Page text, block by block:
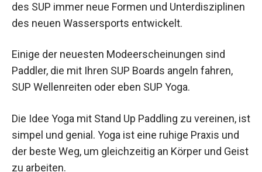
des SUP immer neue Formen und Unterdisziplinen
des neuen Wassersports entwickelt.
Einige der neuesten Modeerscheinungen sind
Paddler, die mit Ihren SUP Boards angeln fahren,
SUP Wellenreiten oder eben SUP Yoga.
Die Idee Yoga mit Stand Up Paddling zu vereinen, ist
simpel und genial. Yoga ist eine ruhige Praxis und
der beste Weg, um gleichzeitig an Körper und Geist
zu arbeiten.